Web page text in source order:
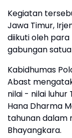
Kegiatan
Jawa Timur,
diikuti oleh
gabungan
Kabidhumas
Abast
nilai - nilai
Hana Dharma
tahunan dalam
Bhayangkara.